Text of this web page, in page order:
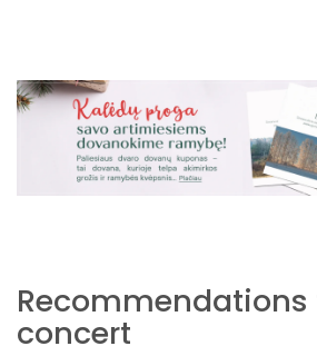
Recommendations
concert